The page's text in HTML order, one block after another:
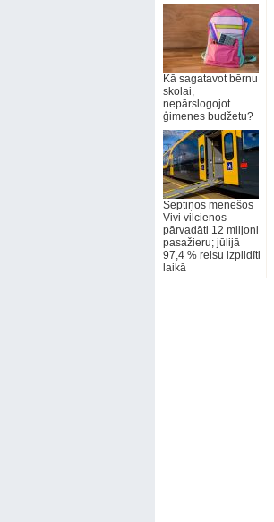
Kā sagatavot bērnu
skolai,
nepārslogojot
ģimenes budžetu?
Septiņos mēnešos
Vivi vilcienos
pārvadāti 12 miljoni
pasažieru; jūlijā
97,4 % reisu izpildīti
laikā